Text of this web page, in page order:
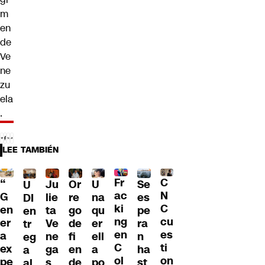
m
en
de
Ve
ne
zu
ela
.
LEE TAMBIÉN
“
G
en
er
a
ex
U
DI
en
tr
eg
a
Ju
lie
ta
Ve
ne
ga
Or
re
go
de
fi
en
U
na
qu
er
ell
a
Fr
ac
ki
ng
en
C
ol
Se
es
pe
ra
n
ha
C
N
C
cu
es
ti
on